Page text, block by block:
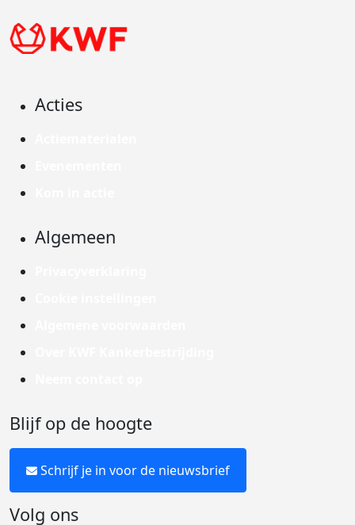
Acties
Algemeen
Blijf op de hoogte
Schrijf je in voor de nieuwsbrief
Volg ons